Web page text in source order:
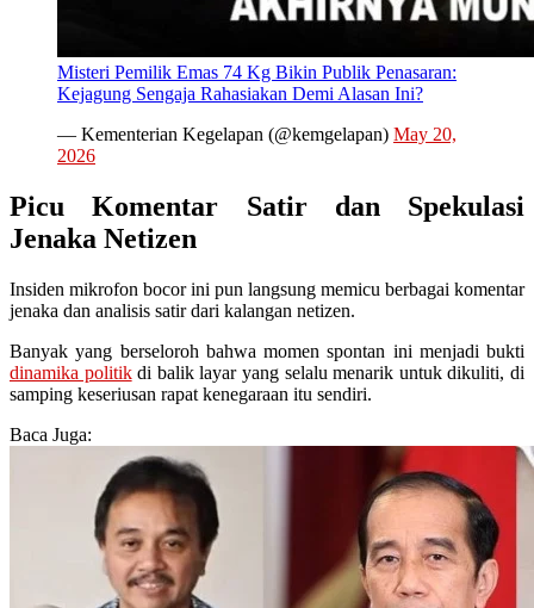
Misteri Pemilik Emas 74 Kg Bikin Publik Penasaran:
Kejagung Sengaja Rahasiakan Demi Alasan Ini?
— Kementerian Kegelapan (@kemgelapan) May 20,
2026
Picu Komentar Satir dan Spekulasi
Jenaka Netizen
Insiden mikrofon bocor ini pun langsung memicu berbagai komentar
jenaka dan analisis satir dari kalangan netizen.
Banyak yang berseloroh bahwa momen spontan ini menjadi bukti
dinamika politikdi balik layar yang selalu menarik untuk dikuliti, di
samping keseriusan rapat kenegaraan itu sendiri.
Baca Juga: